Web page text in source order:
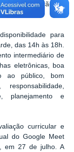
a inscrição do
para
das 14h às 18h.
intermediário de
eletrônicas, boa
ao público, bom
planejamento e
curricular e
do Google Meet
em 27 de julho. A